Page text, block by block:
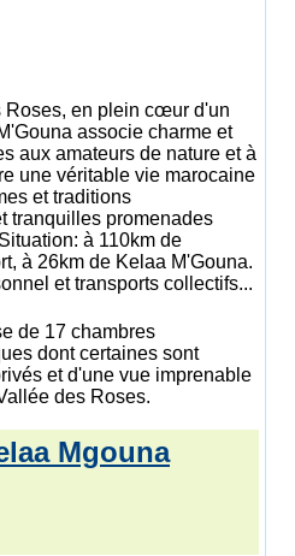
Roses, en plein cœur d'un
associe charme et
aux amateurs de nature et à
une véritable vie marocaine
et traditions
tranquilles promenades
à 110km de
à 26km de Kelaa M'Gouna.
et transports collectifs...
de 17 chambres
dont certaines sont
et d'une vue imprenable
des Roses.
Mgouna